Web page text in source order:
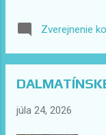
Zverejnenie
júla 24, 2026